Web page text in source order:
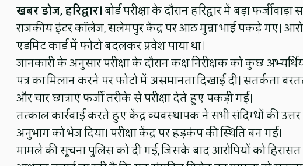
खबर डोज, हरिद्वार।बोर्ड परीक्षा के दौरान हरिद्वार में बड़ा
राजकीय इंटर कॉलेज, सलेमपुर केंद्र पर आठ मुन्ना भाई पकड़े गए।
एडमिट कार्ड में फोटो बदलकर प्रवेश पाया था।
जानकारी के अनुसार परीक्षा के दौरान कक्ष निरीक्षक को कुछ
पत्र का मिलान करने पर फोटो में असमानता दिखाई दी। सतर्कता
और चार छात्राएं फर्जी तरीके से परीक्षा देते हुए पकड़ी गईं।
तत्काल कार्रवाई करते हुए केंद्र व्यवस्थापक ने सभी संदिग्धों की
अनुभाग को भेज दिया। परीक्षा केंद्र पर हड़कंप की स्थिति बन गई।
मामले की सूचना पुलिस को दी गई, जिसके बाद आरोपियों को